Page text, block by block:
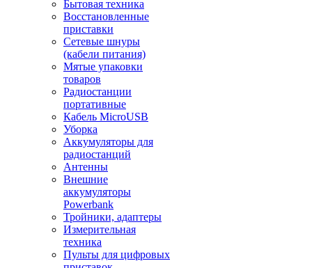
Бытовая техника
Восстановленные
приставки
Сетевые шнуры
(кабели питания)
Мятые упаковки
товаров
Радиостанции
портативные
Кабель MicroUSB
Уборка
Аккумуляторы для
радиостанций
Антенны
Внешние
аккумуляторы
Powerbank
Тройники, адаптеры
Измерительная
техника
Пульты для цифровых